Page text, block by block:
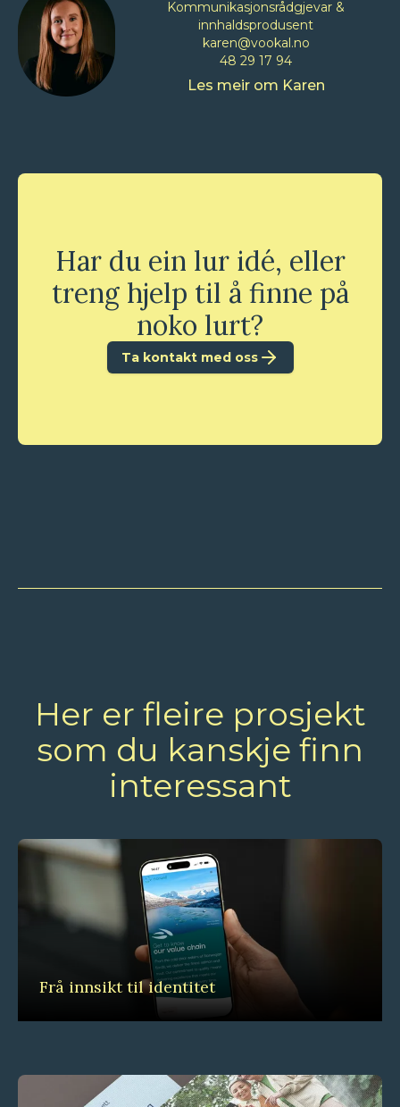
Kommunikasjonsrådgjevar &
innhaldsprodusent
karen@vookal.no
48 29 17 94
Les meir om Karen
Har du ein lur idé, eller
treng hjelp til å finne på
noko lurt?
Ta kontakt med oss
Her er fleire prosjekt
som du kanskje finn
interessant
Frå innsikt til identitet